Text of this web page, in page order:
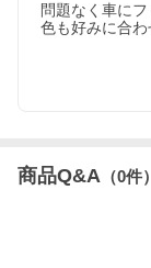
問題なく車にフ
色も好みに合わ
商品Q&A （0件）